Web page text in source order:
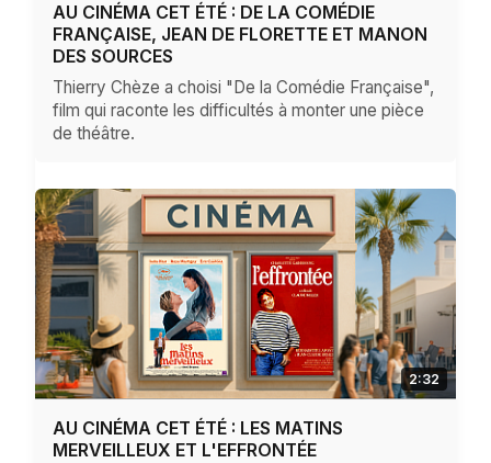
AU CINÉMA CET ÉTÉ : DE LA COMÉDIE
FRANÇAISE, JEAN DE FLORETTE ET MANON
DES SOURCES
Thierry Chèze a choisi "De la Comédie Française",
film qui raconte les difficultés à monter une pièce
de théâtre.
2:32
AU CINÉMA CET ÉTÉ : LES MATINS
MERVEILLEUX ET L'EFFRONTÉE